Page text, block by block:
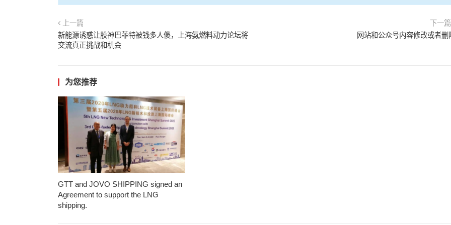
上一篇
新能源诱惑让股神巴菲特被钱多人傻，上海氨燃料动力论坛将
交流真正挑战和机会
下一
网站和公众号内容修改或者删
为您推荐
GTT and JOVO SHIPPING signed an
Agreement to support the LNG
shipping.